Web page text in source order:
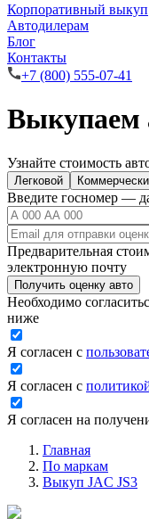
Корпоративный выкуп
Автодилерам
Блог
Контакты
+7 (800) 555-07-41
Выкупаем
Узнайте стоимость
Легковой
Введите госномер —
Предварительная
электронную почту
Получить оценку авто
Необходимо
ниже
Я согласен с
Я согласен с
Я согласен на
Главная
По маркам
Выкуп JAC JS3